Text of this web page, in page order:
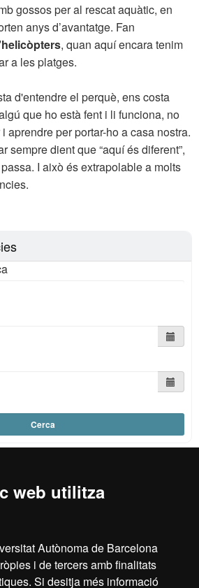
web utilitza
Autònoma de Barcelona
i de tercers amb finalitats
Si desitja més informació
gossos per al rescat aquàtic, en
anys d’avantatge. Fan
, quan aquí encara tenim
a les platges.
d'entendre el perquè, ens costa
que ho està fent i li funciona, no
aprendre per portar-ho a casa nostra.
sempre dient que “aquí és diferent”,
I això és extrapolable a molts
Cerca
de l'excel·lència
HR